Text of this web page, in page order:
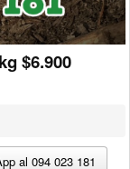
$6.900
al 094 023 181